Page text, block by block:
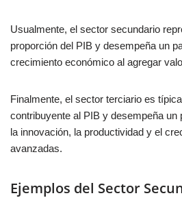
Usualmente, el sector secundario
proporción del PIB y desempeña un
crecimiento económico al agregar
Finalmente, el sector terciario es
contribuyente al PIB y desempeña un
la innovación, la productividad y el
avanzadas.
Ejemplos del Sector